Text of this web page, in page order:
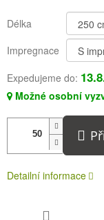
Délka
Impregnace
Expedujeme do:
Možné osobní
Detailní informace